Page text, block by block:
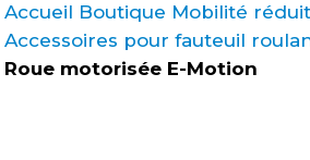
Accueil Boutique Mobilité
Accessoires pour fauteuil
Roue motorisée E-Motion